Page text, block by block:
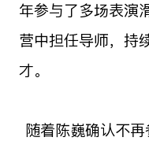
年参与了多场表演
营中担任导师，持
才。
随着陈巍确认不